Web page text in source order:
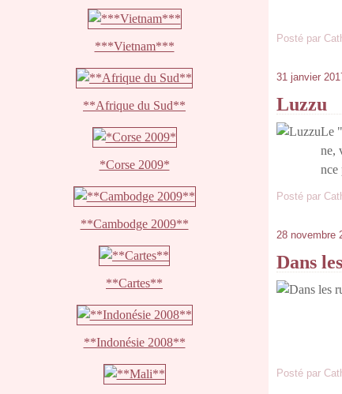
***Vietnam***
**Afrique du Sud**
*Corse 2009*
**Cambodge 2009**
**Cartes**
**Indonésie 2008**
Posté par
31 janvier
Luzzu
Le
ne,
nce
Posté par
28 novembre
Dans
Posté par